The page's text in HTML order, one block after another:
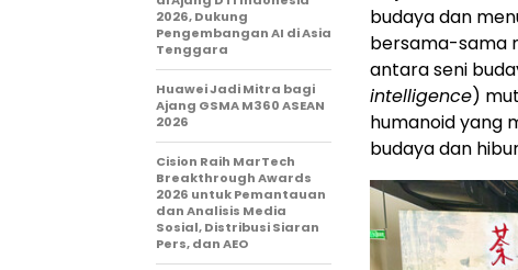
budaya dan
bersama-sama
antara seni
intelligence)
humanoid yang
budaya dan
2026, Dukung
Pengembangan AI di Asia
Tenggara
Huawei Jadi Mitra bagi
Ajang GSMA M360 ASEAN
2026
Cision Raih MarTech
Breakthrough Awards
2026 untuk Pemantauan
dan Analisis Media
Sosial, Distribusi Siaran
Pers, dan AEO